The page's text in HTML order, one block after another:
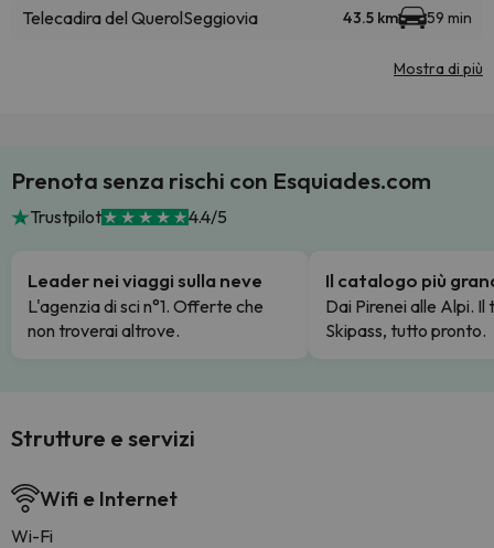
Telecadira del QuerolSeggiovia 43.5 km 59 min
Mostra di più
Prenota senza rischi con Esquiades.com
Trustpilot 4.4/5
Leader nei viaggi sulla neve
L'agenzia di sci n°1. Offerte che
non troverai altrove.
Il catalogo più
Dai Pirenei alle Alpi. Il
Skipass, tutto pronto.
Strutture e servizi
Wifi e Internet
Wi-Fi